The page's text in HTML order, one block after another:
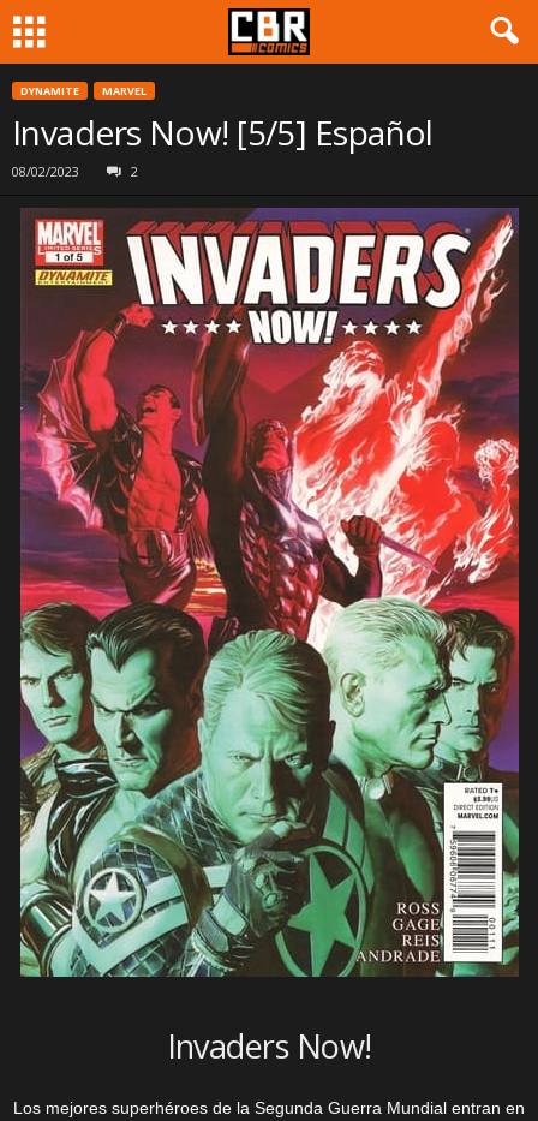
DYNAMITE MARVEL
Invaders Now! [5/5] Español
08/02/2023 2
Invaders Now!
Los mejores superhéroes de la Segunda Guerra Mundial entran en